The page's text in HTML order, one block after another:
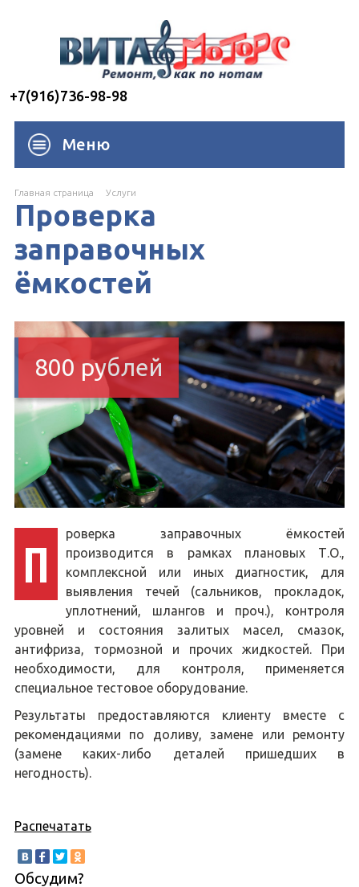
+7(916)736-98-98
Меню
Главная страница Услуги
Проверка
заправочных
ёмкостей
800 рублей
П
роверка заправочных ёмкостей
производится в рамках плановых Т.О.,
комплексной или иных диагностик, для
выявления течей (сальников, прокладок,
уплотнений, шлангов и проч.), контроля
уровней и состояния залитых масел, смазок,
антифриза, тормозной и прочих жидкостей. При
необходимости, для контроля, применяется
специальное тестовое оборудование.
Результаты предоставляются клиенту вместе с
рекомендациями по доливу, замене или ремонту
(замене каких-либо деталей пришедших в
негодность).
Распечатать
Обсудим?